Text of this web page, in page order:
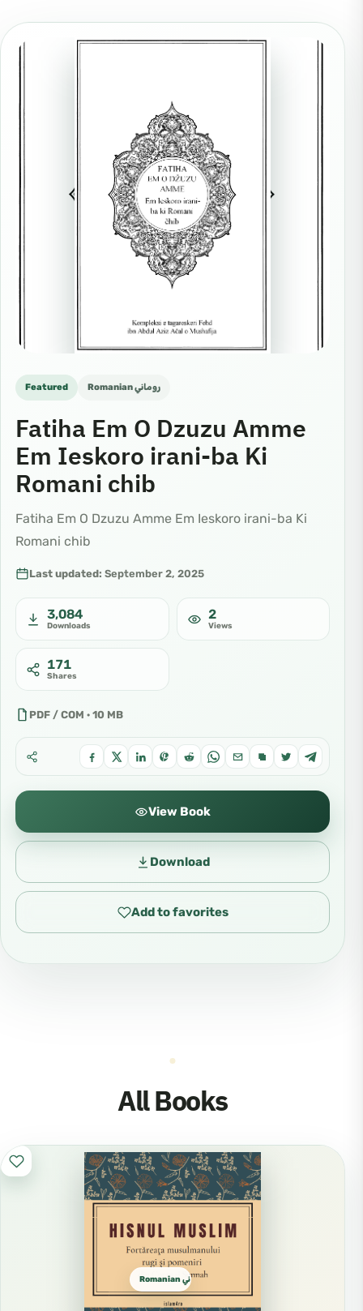
Featured Romanian روماني
Fatiha Em O Dzuzu Amme
Em Ieskoro irani-ba Ki
Romani chib
Fatiha Em O Dzuzu Amme Em Ieskoro irani-ba Ki
Romani chib
Last updated: September 2, 2025
3,084
Downloads
2
Views
171
Shares
PDF / COM · 10 MB
View Book
Download
Add to favorites
All Books
Romanian روماني